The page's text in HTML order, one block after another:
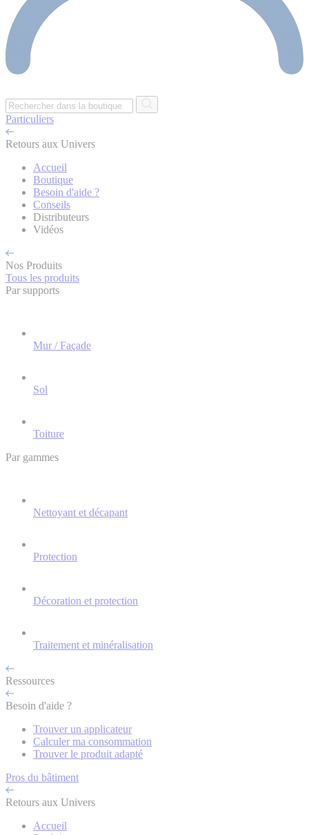
Particuliers
Retours aux Univers
Accueil
Boutique
Besoin d'aide ?
Conseils
Distributeurs
Vidéos
Nos Produits
Tous les produits
Par supports
Mur / Façade
Sol
Toiture
Par gammes
Nettoyant et décapant
Protection
Décoration et protection
Traitement et minéralisation
Ressources
Besoin d'aide ?
Trouver un applicateur
Calculer ma consommation
Trouver le produit adapté
Pros du bâtiment
Retours aux Univers
Accueil